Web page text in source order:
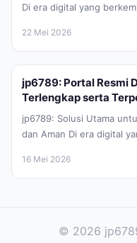
Di era digital yang
22 Mei 2026
jp6789: Portal Resmi
Terlengkap serta
jp6789: Solusi Utama
dan Aman Di era digital
16 Mei 2026
© 2026